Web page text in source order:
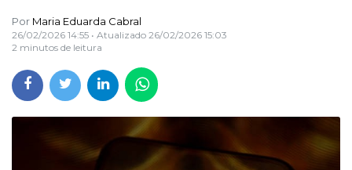
Por Maria Eduarda Cabral
26/02/2026 14:55 • Atualizado 26/02/2026 15:03
2 minutos de leitura